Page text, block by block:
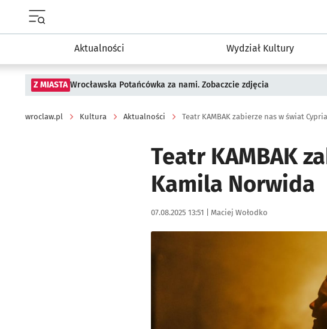
Aktualności Wydział Kultury
Z MIASTA Wrocławska Potańcówka za nami. Zobaczcie zdjęcia
wroclaw.pl Kultura Aktualności Teatr KAMBAK zabierze nas w świat
Teatr KAMBAK
Kamila Norwida
Data publikacji:
07.08.2025 13:51 | Autor:
Maciej Wołodko